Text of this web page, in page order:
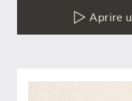
Aprire